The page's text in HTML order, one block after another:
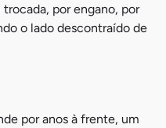
por engano, por
o lado descontraído de
por anos à frente, um